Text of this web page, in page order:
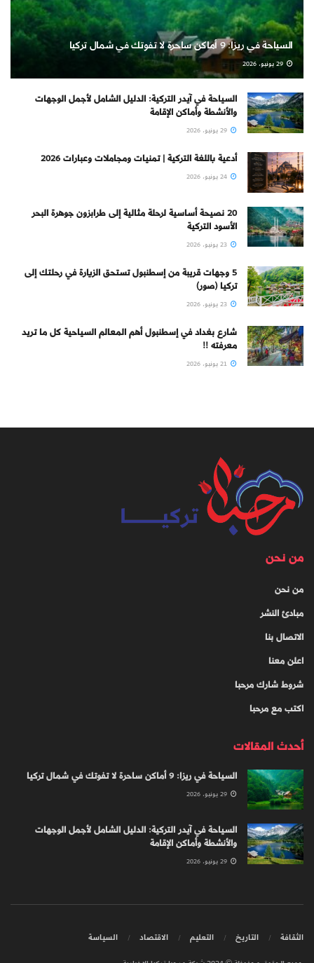
السياحة في ريزا: 9 أماكن ساحرة لا تفوتك في شمال تركيا
السياحة في آيدر التركية: الدليل الشامل لأجمل الوجهات
والأنشطة وأماكن الإقامة
أدعية باللغة التركية | تمنيات ومجاملات وعبارات 2026
20 نصيحة أساسية لرحلة مثالية إلى طرابزون جوهرة البحر
الأسود التركية
5 وجهات قريبة من إسطنبول تستحق الزيارة في رحلتك إلى
تركيا (صور)
شارع بغداد في إسطنبول أهم المعالم السياحية كل ما تريد
معرفته !!
من نحن
من نحن
مبادئ النشر
الاتصال بنا
اعلن معنا
شروط شارك مرحبا
اكتب مع مرحبا
أحدث المقالات
السياحة في ريزا: 9 أماكن ساحرة لا تفوتك في شمال تركيا
السياحة في آيدر التركية: الدليل الشامل لأجمل الوجهات
والأنشطة وأماكن الإقامة
الثقافة التاريخ التعليم الاقتصاد السياسة